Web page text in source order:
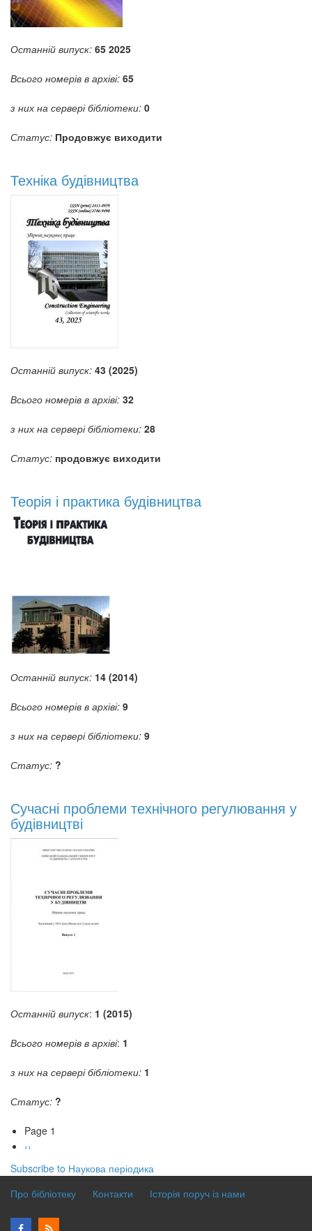
Останній випуск: 65 2025
Всього номерів в архіві: 65
з них на сервері бібліотеки: 0
Статус: Продовжує виходити
Техніка будівництва
Останній випуск: 43 (2025)
Всього номерів в архіві: 32
з них на сервері бібліотеки: 28
Статус: продовжує виходити
Теорія і практика будівництва
Останній випуск: 14 (2014)
Всього номерів в архіві: 9
з них на сервері бібліотеки: 9
Статус: ?
Сучасні проблеми технічного регулювання у
будівництві
Останній випуск: 1 (2015)
Всього номерів в архіві: 1
з них на сервері бібліотеки: 1
Статус: ?
Pagination
Page 1
Next
page
››
Subscribe to Наукова періодика
Про бібліотеку
Контакти Історія поруч із нами